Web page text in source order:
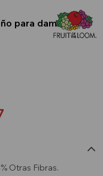
THE
para dama - Gris
Otras Fibras.